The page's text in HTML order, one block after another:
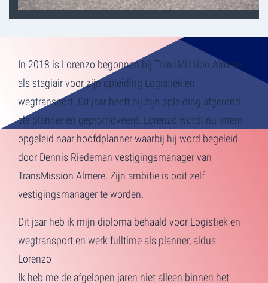
In 2018 is Lorenzo begonnen bij TransMission Almere
als stagiair voor zijn opleiding Logistiek en
wegtransport. Dit jaar heeft hij zijn opleiding afgerond
als planner en gepromoveerd. Lorenzo wordt nu intern
opgeleid naar hoofdplanner waarbij hij word begeleid
door Dennis Riedeman vestigingsmanager van
TransMission Almere. Zijn ambitie is ooit zelf
vestigingsmanager te worden.
Dit jaar heb ik mijn diploma behaald voor Logistiek en
wegtransport en werk fulltime als planner, aldus
Lorenzo
Ik heb me de afgelopen jaren niet alleen binnen het